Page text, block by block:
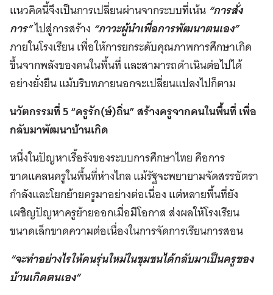
แนวคิดนี้จึงเป็นการเปลี่ยนผ่านจากระบบที่เน้น “การสั่ง
การ”ไปสู่การสร้าง “ภาวะผู้นำเพื่อการพัฒนาตนเอง”
ภายในโรงเรียน เพื่อให้การยกระดับคุณภาพการศึกษาเกิด
ขึ้นจากพลังของคนในพื้นที่ และสามารถดำเนินต่อไปได้
อย่างยั่งยืน แม้บริบทภายนอกจะเปลี่ยนแปลงไปก็ตาม
นวัตกรรมที่ 5 “ครูรัก(ษ์)ถิ่น” สร้างครูจากคนในพื้นที่ เพื่อ
กลับมาพัฒนาบ้านเกิด
หนึ่งในปัญหาเรื้อรังของระบบการศึกษาไทย คือการ
ขาดแคลนครูในพื้นที่ห่างไกล แม้รัฐจะพยายามจัดสรรอัตรา
กำลังและโยกย้ายครูมาอย่างต่อเนื่อง แต่หลายพื้นที่ยัง
เผชิญปัญหาครูย้ายออกเมื่อมีโอกาส ส่งผลให้โรงเรียน
ขนาดเล็กขาดความต่อเนื่องในการจัดการเรียนการสอน
“จะทำอย่างไรให้คนรุ่นใหม่ในชุมชนได้กลับมาเป็นครูของ
บ้านเกิดตนเอง”